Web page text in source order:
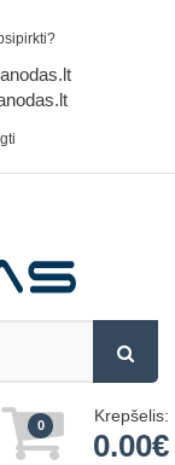
0 Krepšelis:
0.00€